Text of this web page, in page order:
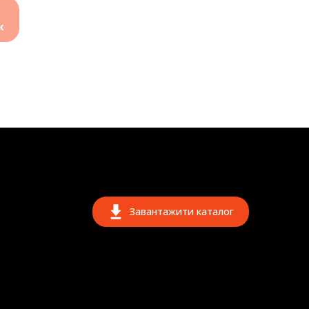
Завантажити каталог